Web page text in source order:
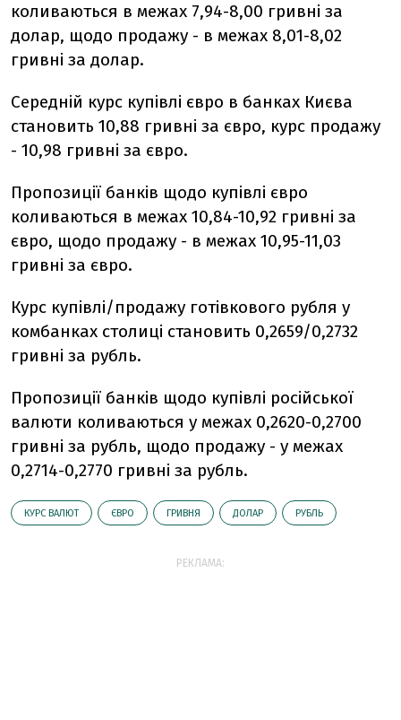
коливаються в межах 7,94-8,00 гривні за
долар, щодо продажу - в межах 8,01-8,02
гривні за долар.
Середній курс купівлі євро в банках Києва
становить 10,88 гривні за євро, курс продажу
- 10,98 гривні за євро.
Пропозиції банків щодо купівлі євро
коливаються в межах 10,84-10,92 гривні за
євро, щодо продажу - в межах 10,95-11,03
гривні за євро.
Курс купівлі/продажу готівкового рубля у
комбанках столиці становить 0,2659/0,2732
гривні за рубль.
Пропозиції банків щодо купівлі російської
валюти коливаються у межах 0,2620-0,2700
гривні за рубль, щодо продажу - у межах
0,2714-0,2770 гривні за рубль.
КУРС ВАЛЮТ ЄВРО ГРИВНЯ ДОЛАР РУБЛЬ
РЕКЛАМА: